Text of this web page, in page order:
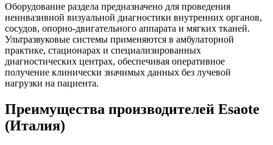
Оборудование раздела предназначено для проведения
неинвазивной визуальной диагностики внутренних органов,
сосудов, опорно-двигательного аппарата и мягких тканей.
Ультразвуковые системы применяются в амбулаторной
практике, стационарах и специализированных
диагностических центрах, обеспечивая оперативное
получение клинически значимых данных без лучевой
нагрузки на пациента.
Преимущества производителей Esaote
(Италия)